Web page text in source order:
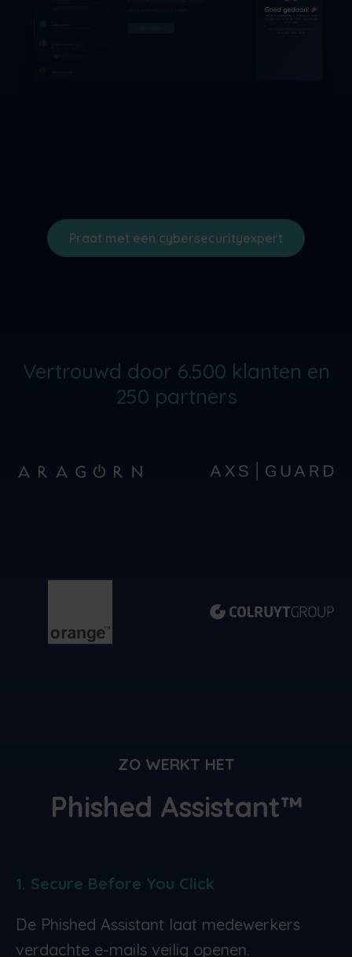
Praat met een cybersecurityexpert
Vertrouwd door 6.500 klanten en
250 partners
ZO WERKT HET
Phished Assistant™
1. Secure Before You Click
De Phished Assistant laat medewerkers
verdachte e-mails veilig openen.